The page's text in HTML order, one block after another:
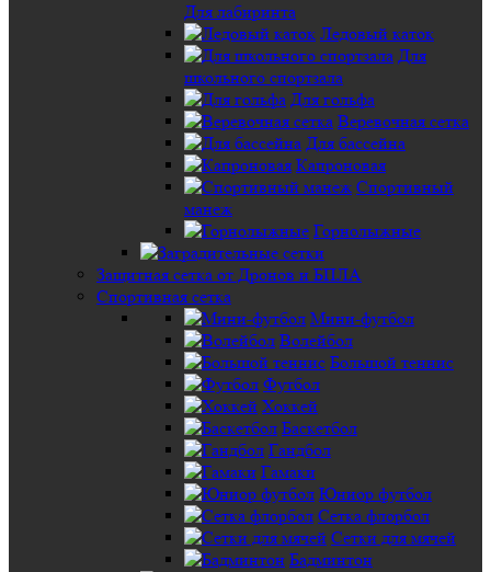
Для лабиринта
Ледовый каток
Для
школьного спортзала
Для гольфа
Веревочная сетка
Для бассейна
Капроновая
Спортивный
манеж
Горнолыжные
Защитная сетка от Дронов и БПЛА
Спортивная сетка
Мини-футбол
Волейбол
Большой теннис
Футбол
Хоккей
Баскетбол
Гандбол
Гамаки
Юниор футбол
Сетка флорбол
Сетки для мячей
Бадминтон